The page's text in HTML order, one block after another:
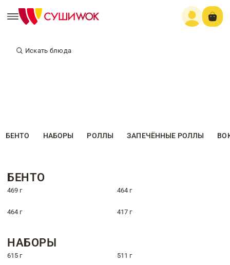
Искать блюда
БЕНТО НАБОРЫ РОЛЛЫ ЗАПЕЧЁННЫЕ РОЛЛЫ
БЕНТО
469 г 464 г
464 г 417 г
НАБОРЫ
615 г 511 г